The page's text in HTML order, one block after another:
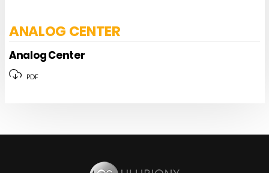
ANALOG CENTER
Analog Center
PDF